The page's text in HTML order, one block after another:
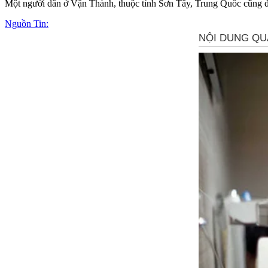
Một người dân ở Vận Thành, thuộc tỉnh Sơn Tây, Trung Quốc
Nguồn Tin: